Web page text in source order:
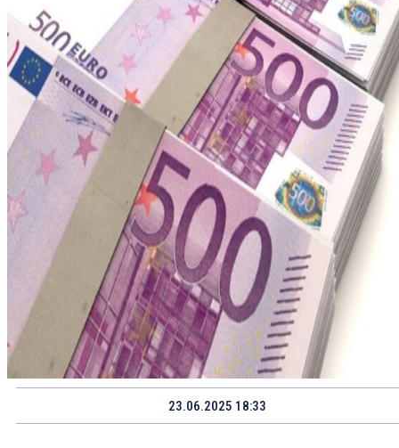
23.06.2025 18:33